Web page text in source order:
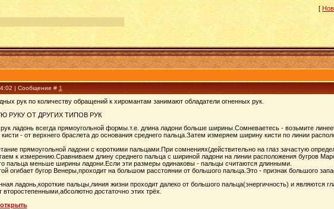
[
| Сообщение # 1
рук по количеству обращений к хиромантам занимают обладатели огненных рук.
РУКУ ОТ ДРУГИХ ТИПОВ РУК
ладонь всегда прямоугольной формы.т.е. длина ладони больше ширины.Сомневаетесь - возьмите
кисти - от верхнего браслета до основания среднего пальца.Затем измеряем ширину кисти по линии
прямоугольной ладони с короткими пальцами.При сомнениях(действительно на глаз зачастую
к измерению.Сравниваем длину среднего пальца с шириной ладони на линии расположения бугров
пальца меньше ширины ладони.Если эти размеры одинаковы - пальцы считаются длинными.
огибает бугор Венеры,проходит на большом расстоянии от большого пальца.Это - признак большого
ладонь,короткие пальцы,линия жизни проходит далеко от большого пальца(энергичность) и являются
второстепенными,абсолютно достаточно этих трёх.
открыть